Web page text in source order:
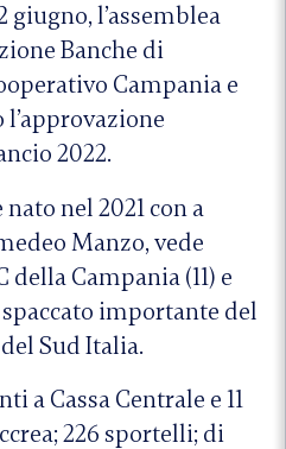
giugno, l’assemblea
Banche di
Campania e
l’approvazione
2022.
nel 2021 con a
Manzo, vede
Campania (11) e
importante del
Sud Italia.
a Cassa Centrale e 11
226 sportelli; di